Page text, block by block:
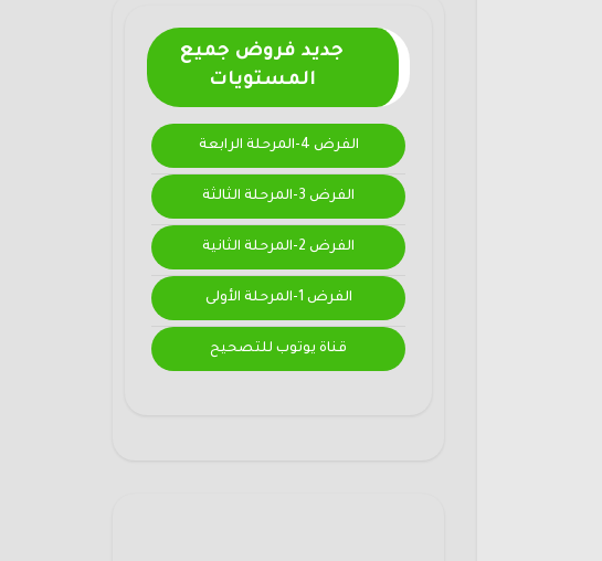
جديد فروض جميع
المستويات
الفرض 4-المرحلة الرابعة
الفرض 3-المرحلة الثالثة
الفرض 2-المرحلة الثانية
الفرض 1-المرحلة الأولى
قناة يوتوب للتصحيح